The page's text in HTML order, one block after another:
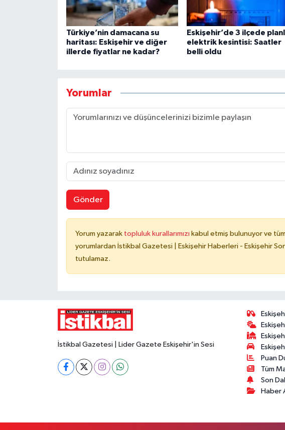
Türkiye’nin damacana su
haritası: Eskişehir ve diğer
illerde fiyatlar ne kadar?
Eskişehir’de 3 ilçede
elektrik kesintisi: Saatler
belli oldu
Yorumlar
Gönder
Yorum yazarak topluluk kurallarımızı kabul etmiş bulunuyor ve
yorumlardan İstikbal Gazetesi | Eskişehir Haberleri - Eskişehir
tutulamaz.
İstikbal Gazetesi | Lider Gazete Eskişehir'in Sesi
Puan
Tüm
Son
Haber